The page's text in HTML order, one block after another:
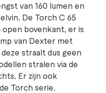
van 160 lumen en
De Torch C 65
bovenkant, er is
van Dexter met
straalt dus geen
stralen via de
Er zijn ook
Torch serie.